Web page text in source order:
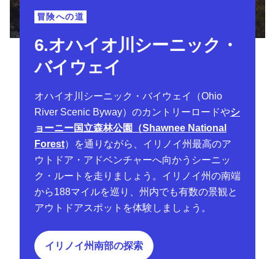
6.オハイオ川シーニック・
バイウェイ
冒険への道
オハイオ川シーニック・バイウェイ（Ohio
River Scenic Byway）のカントリーロードやシ
ョーニー国立森林公園（Shawnee National
Forest）を通りながら、イリノイ州最高のア
ウトドア・アドベンチャーへ向かうシーニッ
ク・ルートを走りましょう。イリノイ州の南端
から188マイルを巡り、州内でも有数の景観と
アウトドアスポットを体験しましょう。
イリノイ州南部の探索